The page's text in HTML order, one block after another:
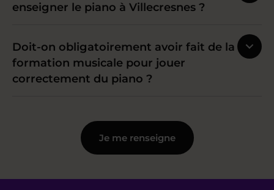
enseigner le piano à Villecresnes ?
Doit-on obligatoirement avoir fait de la
formation musicale pour jouer
correctement du piano ?
Je me renseigne